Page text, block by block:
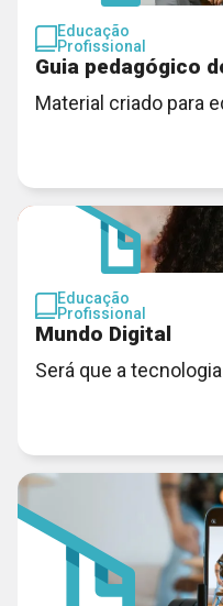
Educação
Profissional
Guia pedagógico
Material criado para
Educação
Profissional
Mundo Digital
Será que a